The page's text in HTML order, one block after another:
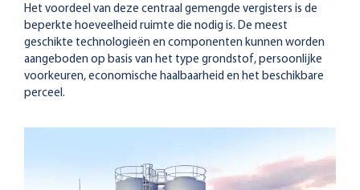
Het voordeel van deze centraal gemengde vergisters is de
beperkte hoeveelheid ruimte die nodig is. De meest
geschikte technologieën en componenten kunnen worden
aangeboden op basis van het type grondstof, persoonlijke
voorkeuren, economische haalbaarheid en het beschikbare
perceel.